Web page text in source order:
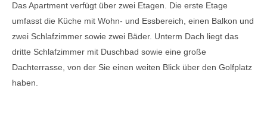
Das Apartment verfügt über zwei Etagen. Die erste Etage
umfasst die Küche mit Wohn- und Essbereich, einen Balkon und
zwei Schlafzimmer sowie zwei Bäder. Unterm Dach liegt das
dritte Schlafzimmer mit Duschbad sowie eine große
Dachterrasse, von der Sie einen weiten Blick über den Golfplatz
haben.